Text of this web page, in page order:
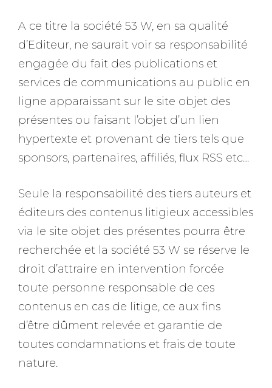
A ce titre la société 53 W, en sa qualité
d’Editeur, ne saurait voir sa responsabilité
engagée du fait des publications et
services de communications au public en
ligne apparaissant sur le site objet des
présentes ou faisant l’objet d’un lien
hypertexte et provenant de tiers tels que
sponsors, partenaires, affiliés, flux RSS etc…
Seule la responsabilité des tiers auteurs et
éditeurs des contenus litigieux accessibles
via le site objet des présentes pourra être
recherchée et la société 53 W se réserve le
droit d’attraire en intervention forcée
toute personne responsable de ces
contenus en cas de litige, ce aux fins
d’être dûment relevée et garantie de
toutes condamnations et frais de toute
nature.